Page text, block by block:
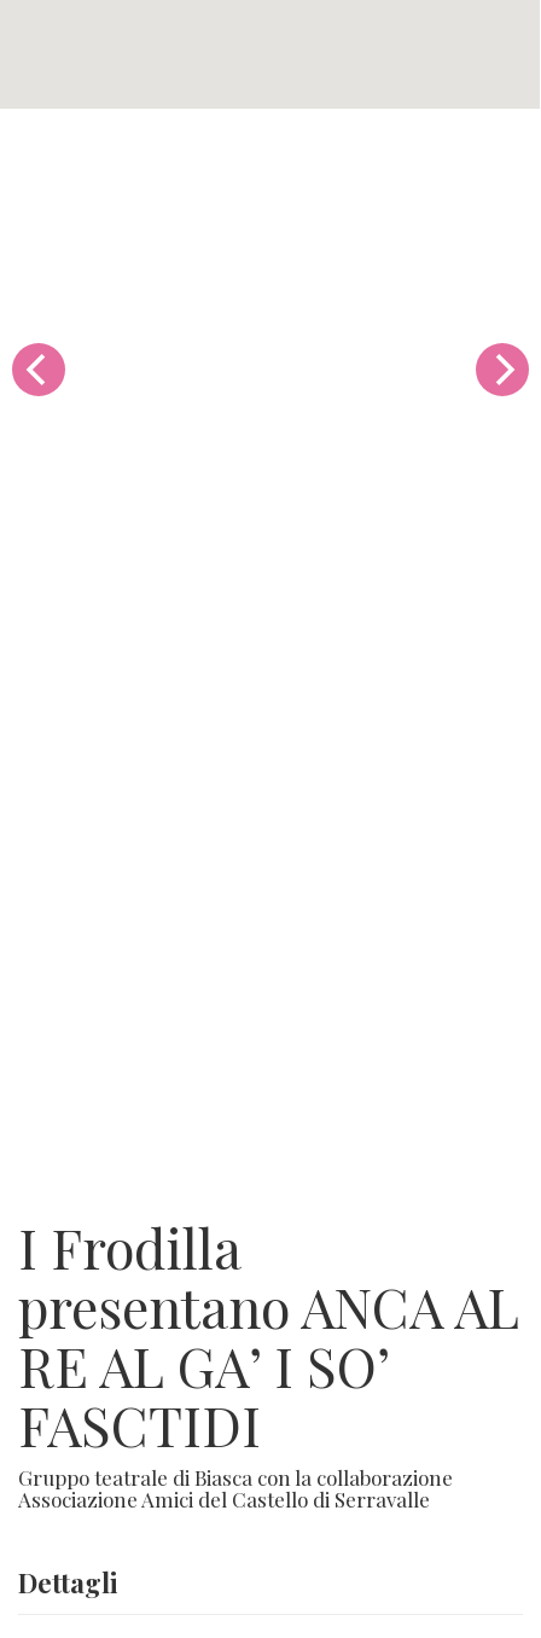
I Frodilla
presentano ANCA AL
RE AL GA’ I SO’
FASCTIDI
Gruppo teatrale di Biasca con la collaborazione
Associazione Amici del Castello di Serravalle
Dettagli